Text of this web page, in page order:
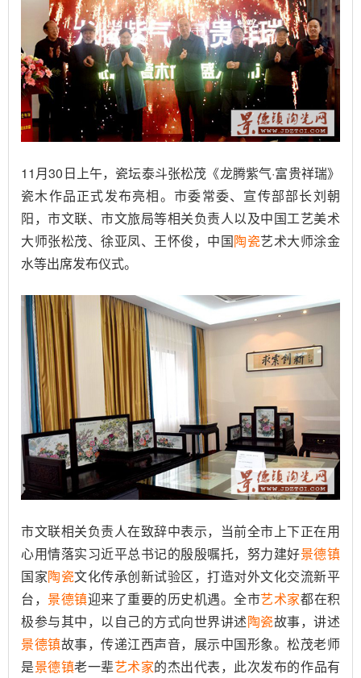
11月30日上午，瓷坛泰斗张松茂《龙腾紫气·富贵祥瑞》
瓷木作品正式发布亮相。市委常委、宣传部部长刘朝
阳，市文联、市文旅局等相关负责人以及中国工艺美术
大师张松茂、徐亚凤、王怀俊，中国陶瓷艺术大师涂金
水等出席发布仪式。
市文联相关负责人在致辞中表示，当前全市上下正在用
心用情落实习近平总书记的殷殷嘱托，努力建好景德镇
国家陶瓷文化传承创新试验区，打造对外文化交流新平
台，景德镇迎来了重要的历史机遇。全市艺术家都在积
极参与其中，以自己的方式向世界讲述陶瓷故事，讲述
景德镇故事，传递江西声音，展示中国形象。松茂老师
是景德镇老一辈艺术家的杰出代表，此次发布的作品有